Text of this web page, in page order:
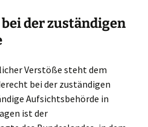
der zuständigen
Verstöße steht dem
bei der zuständigen
Aufsichtsbehörde in
ist der